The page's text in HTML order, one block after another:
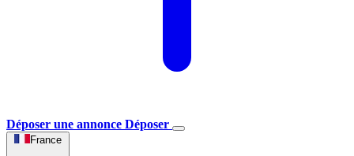
Déposer une annonce Déposer
France